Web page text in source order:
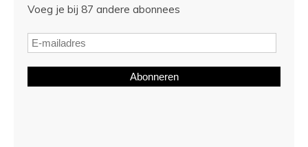
Voeg je bij 87 andere abonnees
Abonneren